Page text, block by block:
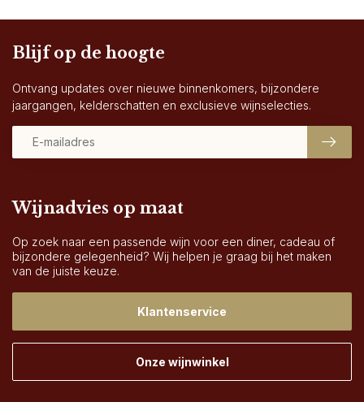
Wijnadvies op maat
Op zoek naar een passende wijn voor een diner, cadeau of
bijzondere gelegenheid? Wij helpen je graag bij het maken
van de juiste keuze.
Klantenservice
Onze wijnwinkel
Blijf op de hoogte
Ontvang updates over nieuwe binnenkomers, bijzondere
jaargangen, kelderschatten en exclusieve wijnselecties.